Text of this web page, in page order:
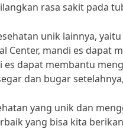
rasa sakit pada
unik lainnya,
Center, mandi es dapat
es dapat membantu
dan bugar
yang unik dan
yang bisa kita